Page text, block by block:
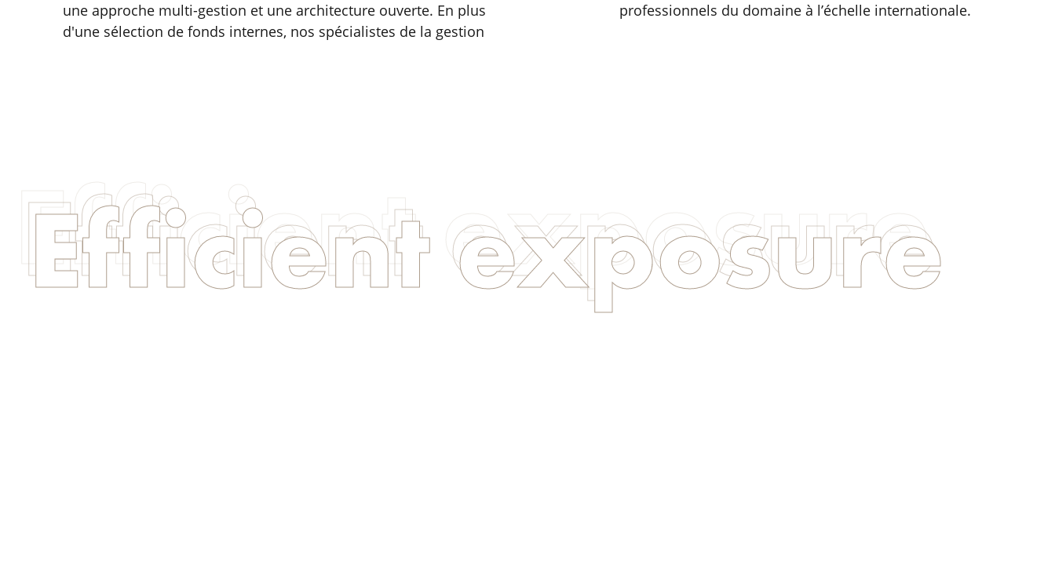
une approche multi-gestion et une architecture ouverte. En plus
d'une sélection de fonds internes, nos spécialistes de la gestion
professionnels du domaine à l’échelle internationale.
Efficient exposure